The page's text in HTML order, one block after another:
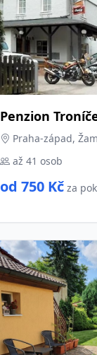
Penzion
Praha-západ,
až 41 osob
od 750 Kč za